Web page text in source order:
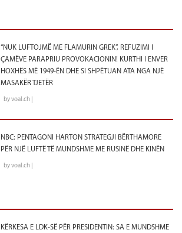
“NUK LUFTOJMË ME FLAMURIN GREK”, REFUZIMI I
ÇAMËVE PARAPRIU PROVOKACIONIN! KURTHI I ENVER
HOXHËS MË 1949-ËN DHE SI SHPËTUAN ATA NGA NJË
MASAKËR TJETËR
by voal.ch |
NBC: PENTAGONI HARTON STRATEGJI BËRTHAMORE
PËR NJË LUFTË TË MUNDSHME ME RUSINË DHE KINËN
by voal.ch |
KËRKESA E LDK-SË PËR PRESIDENTIN: SA E MUNDSHME